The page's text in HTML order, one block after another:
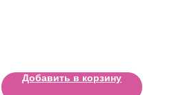
Добавить в корзину